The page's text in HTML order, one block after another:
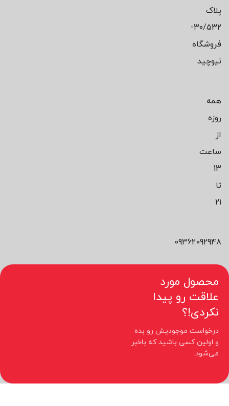
پلاک
۳۰/۵۳۲-
فروشگاه
نیوچید
همه
روزه
از
ساعت
13
تا
21
09362092948
محصول مورد
علاقت رو پیدا
نکردی!؟
درخواست موجودیش رو بده
و اولین کسی باشید که باخبر
می‌شود.